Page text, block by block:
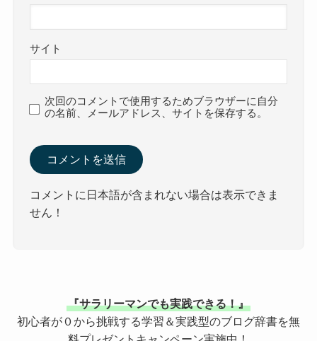
サイト
次回のコメントで使用するためブラウザーに自分
の名前、メールアドレス、サイトを保存する。
コメントに日本語が含まれない場合は表示できま
せん！
『サラリーマンでも実践できる！』
初心者が０から挑戦する学習＆実践型のブログ辞書を無